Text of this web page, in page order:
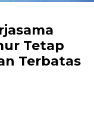
Tetap
Terbatas